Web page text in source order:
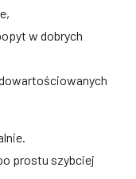
w dobrych
prostu szybciej